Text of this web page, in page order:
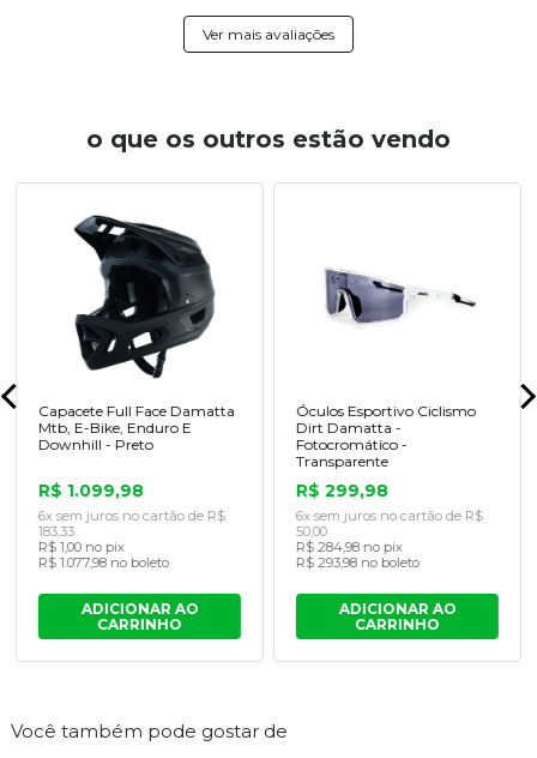
Ver mais avaliações
o que os outros estão vendo
Capacete Full Face Damatta
Mtb, E-Bike, Enduro E
Downhill - Preto
R$ 1.099,98
6x sem juros no cartão de R$
183,33
R$ 1,00 no pix
R$ 1.077,98 no boleto
ADICIONAR AO
CARRINHO
Óculos Esportivo Ciclismo
Dirt Damatta -
Fotocromático -
Transparente
R$ 299,98
6x sem juros no cartão de R$
50,00
R$ 284,98 no pix
R$ 293,98 no boleto
ADICIONAR AO
CARRINHO
Você também pode gostar de